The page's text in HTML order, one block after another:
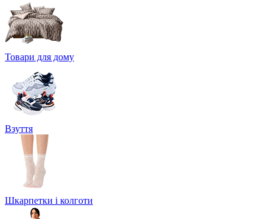
Товари для дому
Взуття
Шкарпетки і колготи